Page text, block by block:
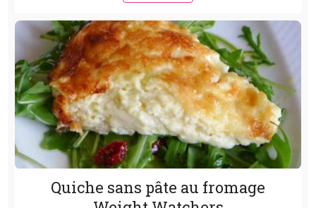
Quiche sans pâte au fromage